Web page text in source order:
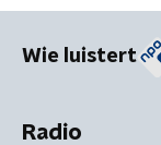
Wie luistert
Radio